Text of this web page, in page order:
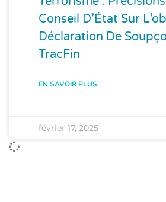
Conseil D’État Sur
Déclaration De
TracFin
EN SAVOIR PLUS
février 17, 2025